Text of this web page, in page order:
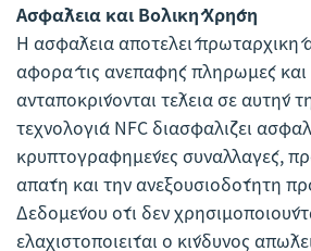
Ασφάλεια και Βολική Χρήση
Η ασφάλεια αποτελεί πρωταρχική
αφορά τις ανεπαφής πληρωμές και
ανταποκρίνονται τέλεια σε αυτήν
τεχνολογία NFC διασφαλίζει
κρυπτογραφημένες συναλλαγές,
απάτη και την ανεξουσιοδότητη
Δεδομένου ότι δεν
ελαχιστοποιείται ο κίνδυνος